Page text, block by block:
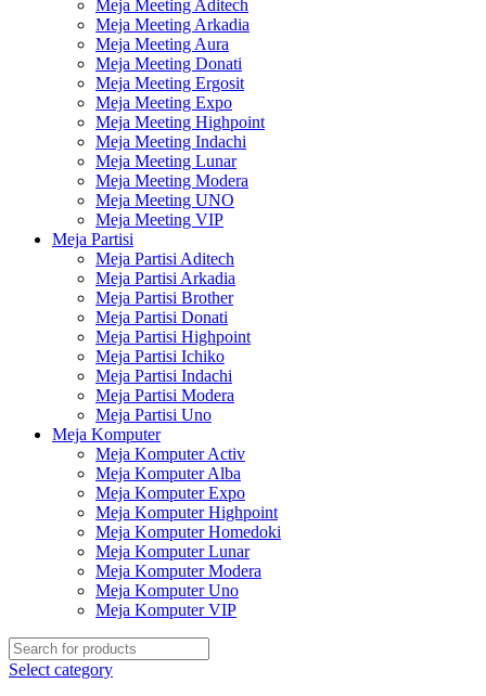
Meja Meeting Aditech
Meja Meeting Arkadia
Meja Meeting Aura
Meja Meeting Donati
Meja Meeting Ergosit
Meja Meeting Expo
Meja Meeting Highpoint
Meja Meeting Indachi
Meja Meeting Lunar
Meja Meeting Modera
Meja Meeting UNO
Meja Meeting VIP
Meja Partisi
Meja Partisi Aditech
Meja Partisi Arkadia
Meja Partisi Brother
Meja Partisi Donati
Meja Partisi Highpoint
Meja Partisi Ichiko
Meja Partisi Indachi
Meja Partisi Modera
Meja Partisi Uno
Meja Komputer
Meja Komputer Activ
Meja Komputer Alba
Meja Komputer Expo
Meja Komputer Highpoint
Meja Komputer Homedoki
Meja Komputer Lunar
Meja Komputer Modera
Meja Komputer Uno
Meja Komputer VIP
Select category